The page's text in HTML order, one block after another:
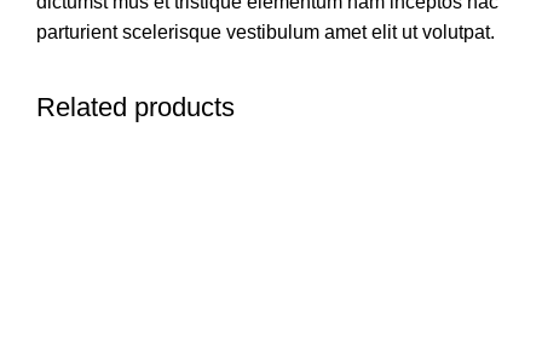
parturient scelerisque vestibulum amet elit ut volutpat.
Related products